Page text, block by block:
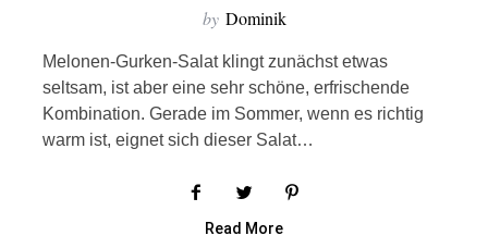
by Dominik
Melonen-Gurken-Salat klingt zunächst etwas
seltsam, ist aber eine sehr schöne, erfrischende
Kombination. Gerade im Sommer, wenn es richtig
warm ist, eignet sich dieser Salat…
Read More